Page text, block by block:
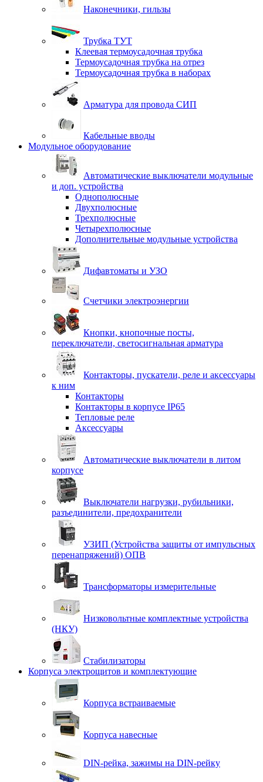
Наконечники, гильзы
Трубка ТУТ
Клеевая термоусадочная трубка
Термоусадочная трубка на отрез
Термоусадочная трубка в наборах
Арматура для провода СИП
Кабельные вводы
Модульное оборудование
Автоматические выключатели модульные
и доп. устройства
Однополюсные
Двухполюсные
Трехполюсные
Четырехполюсные
Дополнительные модульные устройства
Дифавтоматы и УЗО
Счетчики электроэнергии
Кнопки, кнопочные посты,
переключатели, светосигнальная арматура
Контакторы, пускатели, реле и аксессуары
к ним
Контакторы
Контакторы в корпусе IP65
Тепловые реле
Аксессуары
Автоматические выключатели в литом
корпусе
Выключатели нагрузки, рубильники,
разъединители, предохранители
УЗИП (Устройства защиты от импульсных
перенапряжений) ОПВ
Трансформаторы измерительные
Низковольтные комплектные устройства
(НКУ)
Стабилизаторы
Корпуса электрощитов и комплектующие
Корпуса встраиваемые
Корпуса навесные
DIN-рейка, зажимы на DIN-рейку